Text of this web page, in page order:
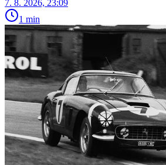
7. 8. 2026, 23:09
1 min